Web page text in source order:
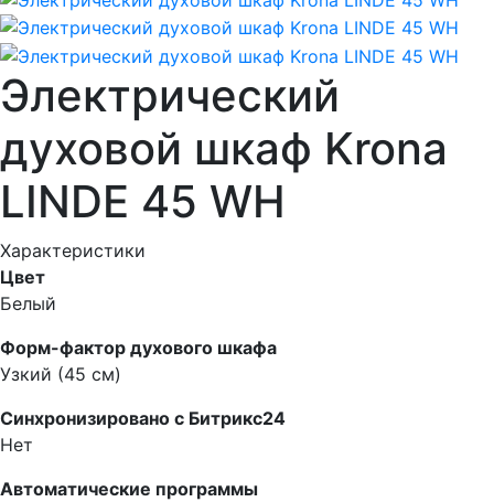
Электрический
духовой шкаф Krona
LINDE 45 WH
Характеристики
Цвет
Белый
Форм-фактор духового шкафа
Узкий (45 см)
Синхронизировано с Битрикс24
Нет
Автоматические программы